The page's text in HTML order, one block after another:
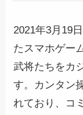
2021年3月19
たスマホゲー
武将たちをカ
す。カンタン
れており、コ